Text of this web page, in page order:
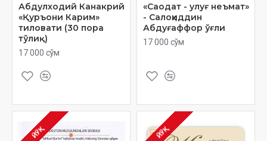
Абдулходий Канакрий
«Қуръони Карим»
тиловати (30 пора
тўлиқ)
17 000 сўм
«Саодат - улуғ неъмат»
- Салоҳиддин
Абдуғаффор ўғли
17 000 сўм
ЙЎҚ ЙЎҚ